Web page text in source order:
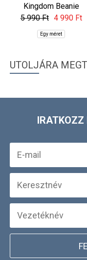
Kingdom Beanie
5 990 Ft 4 990 Ft
Egy méret
UTOLJÁRA
IRATKOZZ